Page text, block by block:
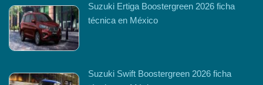
Suzuki Ertiga Boostergreen 2026 ficha
técnica en México
Suzuki Swift Boostergreen 2026 ficha